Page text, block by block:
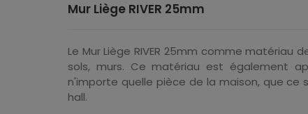
Mur Liège RIVER 25mm
Le Mur Liège RIVER 25mm comme
sols, murs. Ce matériau est également
n'importe quelle pièce de la maison, que ce
hall.